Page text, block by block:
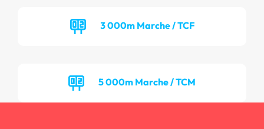
3 000m Marche / TCF
5 000m Marche / TCM